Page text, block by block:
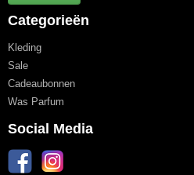
Categorieën
Kleding
Sale
Cadeaubonnen
Was Parfum
Social Media